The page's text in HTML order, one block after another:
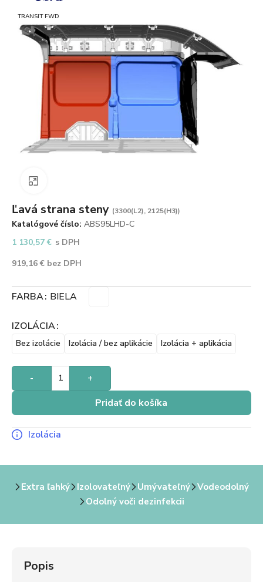
TRANSIT FWD
Ľavá strana steny (3300(L2), 2125(H3))
Katalógové číslo: ABS95LHD-C
1 130,57€ s DPH
919,16€ bez DPH
FARBA BIELA
IZOLÁCIA
Bez izolácie Izolácia / bez aplikácie Izolácia + aplikácia
- +
Pridať do košíka
Izolácia
Extra ľahký Izolovateľný Umývateľný
Vodeodolný
Odolný voči dezinfekcii
Popis